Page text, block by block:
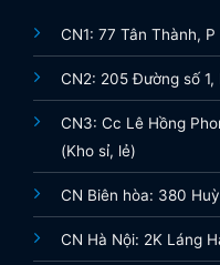
CN1: 77 Tân Thành,
CN2: 205 Đường số 1,
CN3: Cc Lê Hồng
(Kho sỉ, lẻ)
CN Biên hòa: 380
CN Hà Nội: 2K Láng